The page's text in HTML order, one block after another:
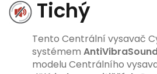
Tichý
Tento Centrální vysavač
systémem
modelu Centrálního